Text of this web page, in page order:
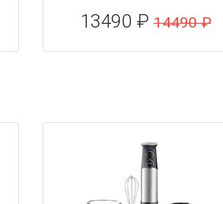
13490 ₽14490 ₽